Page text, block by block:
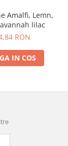
Amalfi, Lemn,
lilac
RON
IN COS